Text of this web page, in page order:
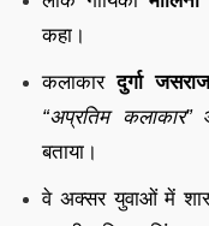
कहा।
कलाकारदुर्गा
“अप्रतिम कलाकार”
बताया।
वे अक्सर युवाओं में